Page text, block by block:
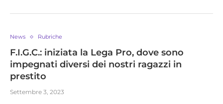
News Rubriche
F.I.G.C.: iniziata la Lega Pro, dove sono
impegnati diversi dei nostri ragazzi in
prestito
Settembre 3, 2023